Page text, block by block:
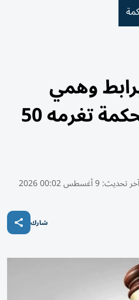
وهمي
لسرقتها.. والمحكمة تغرمه 50
آخر تحديث:9 أغسطس 00:02 2026
شارك